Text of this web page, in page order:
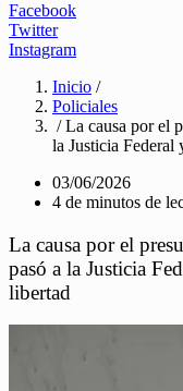
Facebook
Twitter
Instagram
Inicio /
Policiales
/ La causa por el
la Justicia Federal
03/06/2026
4 de minutos de
La causa por el
pasó a la Justicia
libertad